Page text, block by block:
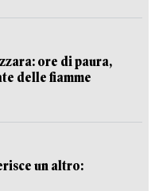
ore di paura,
delle fiamme
un altro: